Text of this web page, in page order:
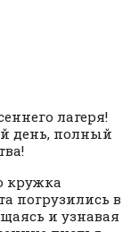
лагеря!
день, полный
кружка
погрузились в
и узнавая